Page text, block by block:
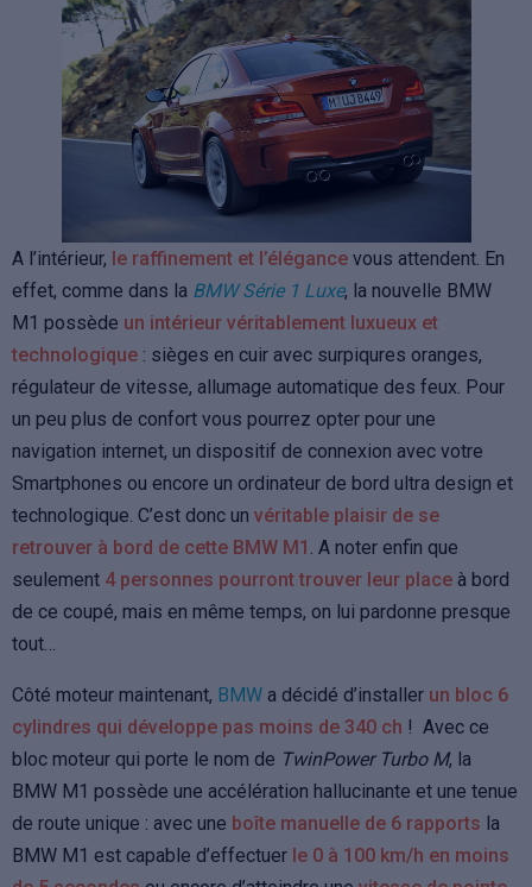
A l’intérieur, le raffinement et l’élégance vous attendent. En
effet, comme dans la BMW Série 1 Luxe, la nouvelle BMW
M1 possède un intérieur véritablement luxueux et
technologique : sièges en cuir avec surpiqures oranges,
régulateur de vitesse, allumage automatique des feux. Pour
un peu plus de confort vous pourrez opter pour une
navigation internet, un dispositif de connexion avec votre
Smartphones ou encore un ordinateur de bord ultra design et
technologique. C’est donc un véritable plaisir de se
retrouver à bord de cette BMW M1 . A noter enfin que
seulement 4 personnes pourront trouver leur place à bord
de ce coupé, mais en même temps, on lui pardonne presque
tout…
Côté moteur maintenant, BMW a décidé d’installer un bloc 6
cylindres qui développe pas moins de 340 ch ! Avec ce
bloc moteur qui porte le nom de TwinPower Turbo M, la
BMW M1 possède une accélération hallucinante et une tenue
de route unique : avec une boîte manuelle de 6 rapports la
BMW M1 est capable d’effectuer le 0 à 100 km/h en moins